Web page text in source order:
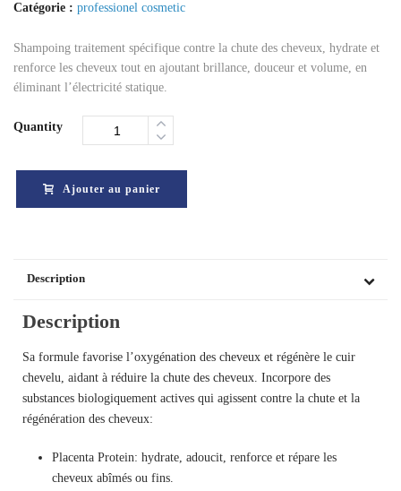
Catégorie : professionel cosmetic
Shampoing traitement spécifique contre la chute des cheveux, hydrate et
renforce les cheveux tout en ajoutant brillance, douceur et volume, en
éliminant l’électricité statique.
Quantity
Ajouter au panier
Description
Description
Sa formule favorise l’oxygénation des cheveux et régénère le cuir
chevelu, aidant à réduire la chute des cheveux. Incorpore des
substances biologiquement actives qui agissent contre la chute et la
régénération des cheveux:
Placenta Protein: hydrate, adoucit, renforce et répare les
cheveux abîmés ou fins.